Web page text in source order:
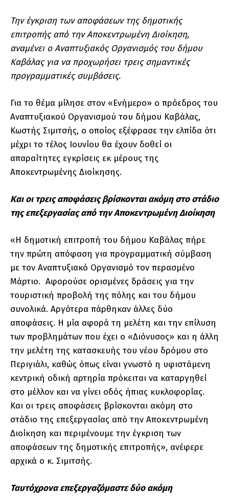
Την έγκριση των αποφάσεων της δημοτικής
επιτροπής από την Αποκεντρωμένη Διοίκηση,
αναμένει ο Αναπτυξιακός Οργανισμός του δήμου
Καβάλας για να προχωρήσει τρεις σημαντικές
προγραμματικές συμβάσεις.
Για το θέμα μίλησε στον «Ενήμερο» ο πρόεδρος του
Αναπτυξιακού Οργανισμού του δήμου Καβάλας,
Κωστής Σιμιτσής, ο οποίος εξέφρασε την ελπίδα ότι
μέχρι το τέλος Ιουνίου θα έχουν δοθεί οι
απαραίτητες εγκρίσεις εκ μέρους της
Αποκεντρωμένης Διοίκησης.
Και οι τρεις αποφάσεις βρίσκονται ακόμη στο στάδιο
της επεξεργασίας από την Αποκεντρωμένη Διοίκηση
«Η δημοτική επιτροπή του δήμου Καβάλας πήρε
την πρώτη απόφαση για προγραμματική σύμβαση
με τον Αναπτυξιακό Οργανισμό τον περασμένο
Μάρτιο. Αφορούσε ορισμένες δράσεις για την
τουριστική προβολή της πόλης και του δήμου
συνολικά. Αργότερα πάρθηκαν άλλες δύο
αποφάσεις. Η μία αφορά τη μελέτη και την επίλυση
των προβλημάτων που έχει ο «Διόνυσος» και η άλλη
την μελέτη της κατασκευής του νέου δρόμου στο
Περιγιάλι, καθώς όπως είναι γνωστό η υφιστάμενη
κεντρική οδική αρτηρία πρόκειται να καταργηθεί
στο μέλλον και να γίνει οδός ήπιας κυκλοφορίας.
Και οι τρεις αποφάσεις βρίσκονται ακόμη στο
στάδιο της επεξεργασίας από την Αποκεντρωμένη
Διοίκηση και περιμένουμε την έγκριση των
αποφάσεων της δημοτικής επιτροπής», ανέφερε
αρχικά ο κ. Σιμιτσής.
Ταυτόχρονα επεξεργαζόμαστε δύο ακόμη